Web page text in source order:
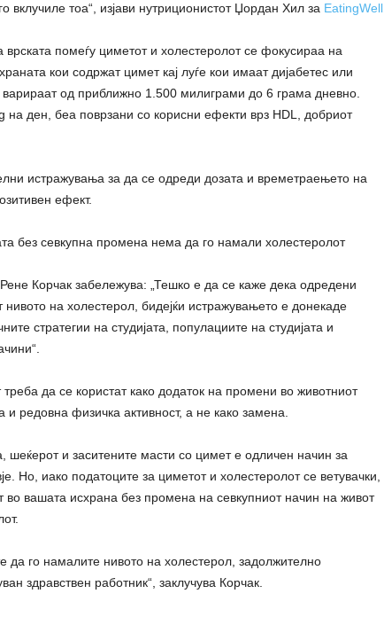
вклучиле тоа“, изјави нутриционистот Џордан Хил за EatingWell.
врската помеѓу циметот и холестеролот се фокусираа на
кои содржат цимет кај луѓе кои имаат дијабетес или
од приближно 1.500 милиграми до 6 грама дневно.
на ден, беа поврзани со корисни ефекти врз HDL, добриот
истражувања за да се одреди дозата и времетраењето на
ефект.
без севкупна промена нема да го намали холестеролот
Корчак забележува: „Тешко е да се каже дека одредени
на холестерол, бидејќи истражувањето е донекаде
стратегии на студијата, популациите на студијата и
да се користат како додаток на промени во животниот
и редовна физичка активност, а не како замена.
шеќерот и заситените масти со цимет е одличен начин за
Но, иако податоците за циметот и холестеролот се ветувачки,
вашата исхрана без промена на севкупниот начин на живот
да го намалите нивото на холестерол, задолжително
здравствен работник“, заклучува Корчак.